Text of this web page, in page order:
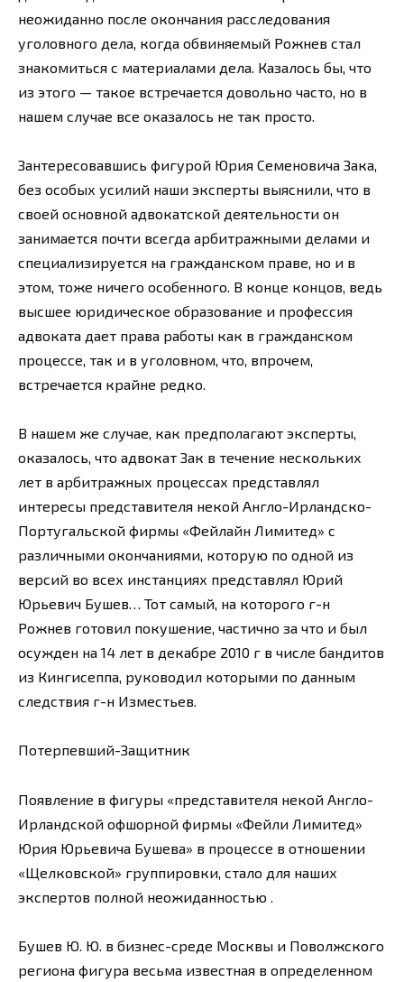
неожиданно после окончания расследования
уголовного дела, когда обвиняемый Рожнев стал
знакомиться с материалами дела. Казалось бы, что
из этого — такое встречается довольно часто, но в
нашем случае все оказалось не так просто.
Зантересовавшись фигурой Юрия Семеновича Зака,
без особых усилий наши эксперты выяснили, что в
своей основной адвокатской деятельности он
занимается почти всегда арбитражными делами и
специализируется на гражданском праве, но и в
этом, тоже ничего особенного. В конце концов, ведь
высшее юридическое образование и профессия
адвоката дает права работы как в гражданском
процессе, так и в уголовном, что, впрочем,
встречается крайне редко.
В нашем же случае, как предполагают эксперты,
оказалось, что адвокат Зак в течение нескольких
лет в арбитражных процессах представлял
интересы представителя некой Англо-Ирландско-
Португальской фирмы «Фейлайн Лимитед» с
различными окончаниями, которую по одной из
версий во всех инстанциях представлял Юрий
Юрьевич Бушев… Тот самый, на которого г-н
Рожнев готовил покушение, частично за что и был
осужден на 14 лет в декабре 2010 г в числе бандитов
из Кингисеппа, руководил которыми по данным
следствия г-н Изместьев.
Потерпевший-Защитник
Появление в фигуры «представителя некой Англо-
Ирландской офшорной фирмы «Фейли Лимитед»
Юрия Юрьевича Бушева» в процессе в отношении
«Щелковской» группировки, стало для наших
экспертов полной неожиданностью .
Бушев Ю. Ю. в бизнес-среде Москвы и Поволжского
региона фигура весьма известная в определенном